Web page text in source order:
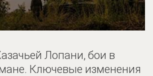
Лопани, бои в
Ключевые изменения